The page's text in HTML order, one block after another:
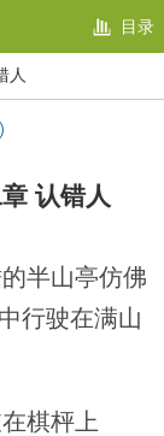
目录
人
认错人
半山亭仿佛
行驶在满山
棋枰上